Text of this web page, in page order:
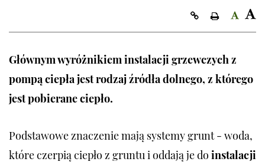
Kopiuj link
Głównym wyróżnikiem instalacji grzewczych z
pompą ciepła jest rodzaj źródła dolnego, z którego
jest pobierane ciepło.
Podstawowe znaczenie mają systemy grunt - woda,
które czerpią ciepło z gruntu i oddają je do instalacji